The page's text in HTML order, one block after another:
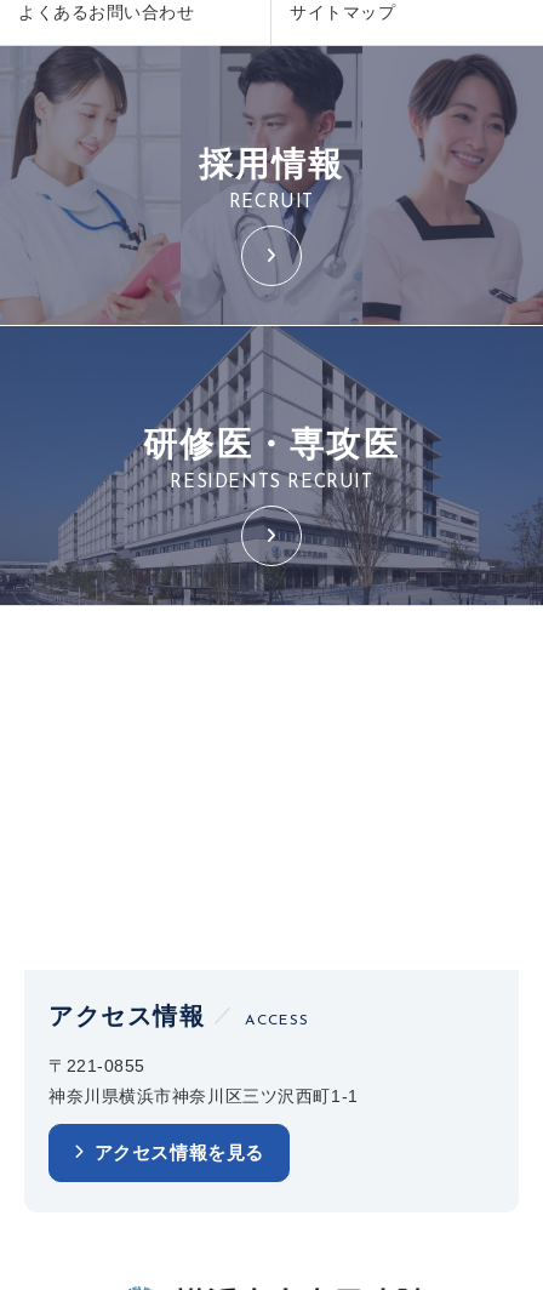
よくあるお問い合わせ サイトマップ
採用情報
RECRUIT
研修医・専攻医
RESIDENTS RECRUIT
アクセス情報 ACCESS
〒221-0855
神奈川県横浜市神奈川区三ツ沢西町1-1
アクセス情報を見る